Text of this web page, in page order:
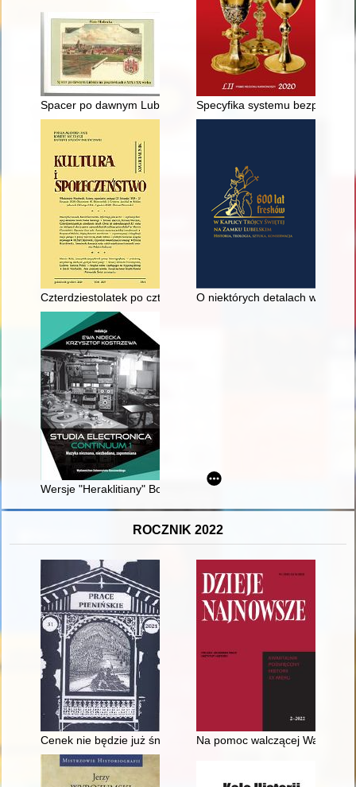
Spacer po dawnym Lubinie na pocztówkach z XIX i XX wieku
Specyfika systemu
Czterdziestolatek po czterdziestu latach : obraz lat
O niektórych detalach w
Wersje "Heraklitiany" Bogusława Schaeffera
ROCZNIK 2022
Cenek nie będzie już śnił o Dunajcu i ulicy Flisackiej w
Na pomoc walczącej